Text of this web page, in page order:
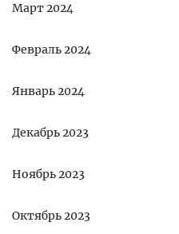
Март 2024
Февраль 2024
Январь 2024
Декабрь 2023
Ноябрь 2023
Октябрь 2023